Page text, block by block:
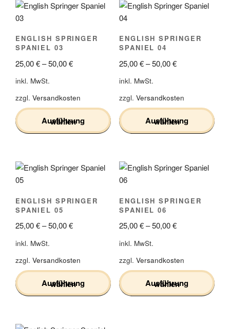
weist
mehrere
auf.
Optionen
können
der
Produktseite
gewählt
weist
mehrere
auf.
Optionen
können
der
Produktseite
gewählt
ENGLISH SPRINGER
SPANIEL 03
25,00€–50,00€
inkl. MwSt.
zzgl. Versandkosten
Ausführung wählen
weist
mehrere
auf.
Optionen
können
der
Produktseite
gewählt
ENGLISH SPRINGER
SPANIEL 04
25,00€–50,00€
inkl. MwSt.
zzgl. Versandkosten
Ausführung wählen
weist
mehrere
auf.
Optionen
können
der
Produktseite
gewählt
ENGLISH SPRINGER
SPANIEL 05
25,00€–50,00€
inkl. MwSt.
zzgl. Versandkosten
Ausführung wählen
ENGLISH SPRINGER
SPANIEL 06
25,00€–50,00€
inkl. MwSt.
zzgl. Versandkosten
Ausführung wählen